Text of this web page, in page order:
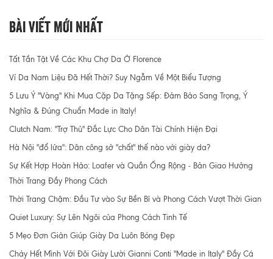
Bài Viết Mới Nhất
Tất Tần Tật Về Các Khu Chợ Da Ở Florence
Ví Da Nam Liệu Đã Hết Thời? Suy Ngẫm Về Một Biểu Tượng
5 Lưu Ý "Vàng" Khi Mua Cặp Da Tặng Sếp: Đảm Bảo Sang Trọng, Ý
Nghĩa & Đúng Chuẩn Made in Italy!
Clutch Nam: "Trợ Thủ" Đắc Lực Cho Dân Tài Chính Hiện Đại
Hà Nội "đổ lửa": Dân công sở "chất" thế nào với giày da?
Sự Kết Hợp Hoàn Hảo: Loafer và Quần Ống Rộng - Bản Giao Hưởng
Thời Trang Đầy Phong Cách
Thời Trang Chậm: Đầu Tư vào Sự Bền Bỉ và Phong Cách Vượt Thời Gian
Quiet Luxury: Sự Lên Ngôi của Phong Cách Tinh Tế
5 Mẹo Đơn Giản Giúp Giày Da Luôn Bóng Đẹp
Cháy Hết Mình Với Đôi Giày Lười Gianni Conti "Made in Italy" Đầy Cá